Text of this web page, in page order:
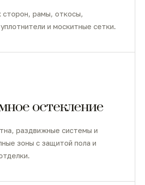
сторон, рамы, откосы,
и москитные сетки.
остекление
раздвижные системы и
зоны с защитой пола и